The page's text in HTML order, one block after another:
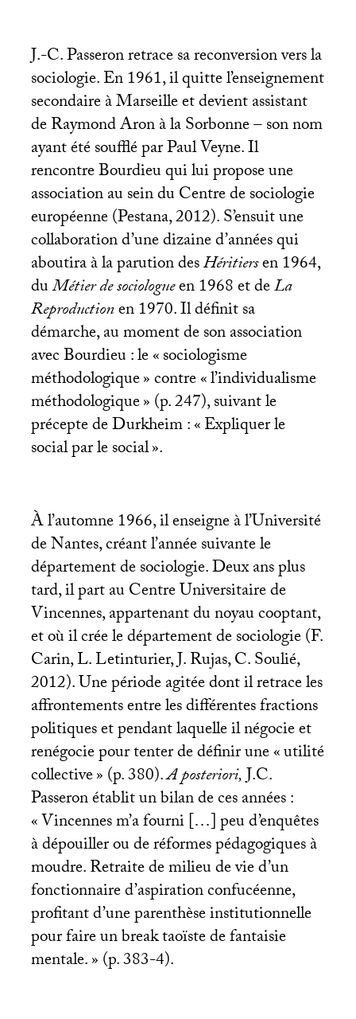
J.-C. Passeron retrace sa reconversion vers la
sociologie. En 1961, il quitte l’enseignement
secondaire à Marseille et devient assistant
de Raymond Aron à la Sorbonne – son nom
ayant été soufflé par Paul Veyne. Il
rencontre Bourdieu qui lui propose une
association au sein du Centre de sociologie
européenne (Pestana, 2012). S’ensuit une
collaboration d’une dizaine d’années qui
aboutira à la parution desHéritiersen 1964,
duMétier de sociologueen 1968 et deLa
Reproductionen 1970. Il définit sa
démarche, au moment de son association
avec Bourdieu : le «sociologisme
méthodologique» contre «l’individualisme
méthodologique» (p. 247), suivant le
précepte de Durkheim : «Expliquer le
social par le social».
À l’automne 1966, il enseigne à l’Université
de Nantes, créant l’année suivante le
département de sociologie. Deux ans plus
tard, il part au Centre Universitaire de
Vincennes, appartenant du noyau cooptant,
et où il crée le département de sociologie (F.
Carin, L. Letinturier, J. Rujas, C. Soulié,
2012). Une période agitée dont il retrace les
affrontements entre les différentes fractions
politiques et pendant laquelle il négocie et
renégocie pour tenter de définir une «utilité
collective» (p. 380).A posteriori,J.C.
Passeron établit un bilan de ces années :
«Vincennes m’a fourni […] peu d’enquêtes
à dépouiller ou de réformes pédagogiques à
moudre. Retraite de milieu de vie d’un
fonctionnaire d’aspiration confucéenne,
profitant d’une parenthèse institutionnelle
pour faire un break taoïste de fantaisie
mentale.» (p. 383-4).